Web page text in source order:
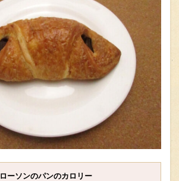
ローソンのパンのカロリー